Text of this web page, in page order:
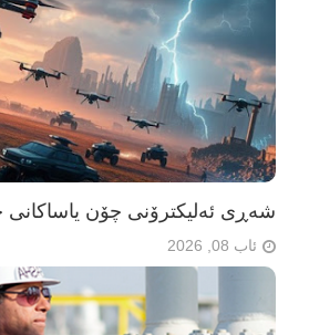
شەڕی ئەلیکترۆنی چۆن
ئاب 08, 2026